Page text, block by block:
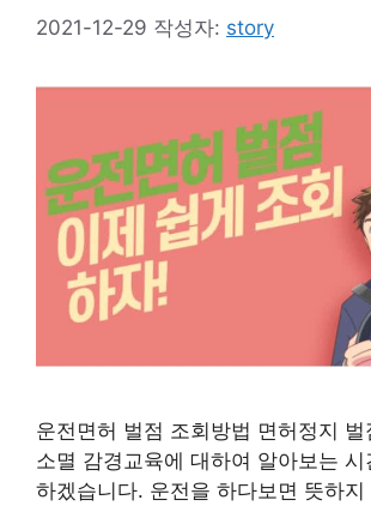
2021-12-29 작성자: story
운전면허 벌점 조회방법 면허정지 벌
소멸 감경교육에 대하여 알아보는 시
하겠습니다. 운전을 하다보면 뜻하